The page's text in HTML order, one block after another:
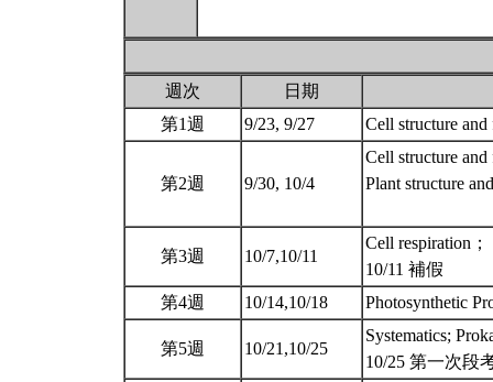
週次
日期
第1週
9/23, 9/27 Cell structure
第2週 9/30, 10/4
Cell structure
Plant structure
第3週 10/7,10/11
Cell respiration；
10/11 補假
第4週
10/14,10/18 Photosynthetic
第5週 10/21,10/25
Systematics;
10/25 第一次段